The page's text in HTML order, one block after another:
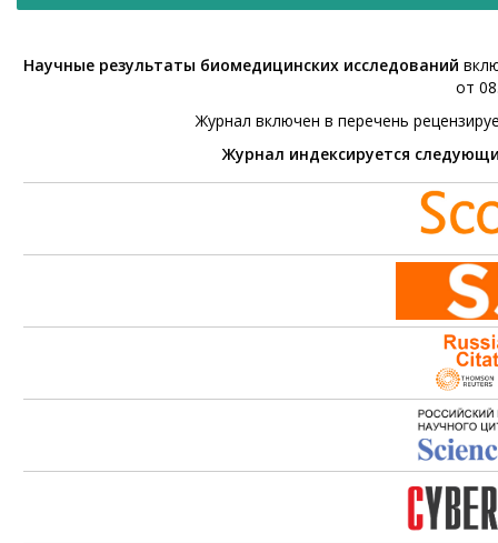
Научные результаты биомедицинских исследований
от
Журнал включен в перечень
Журнал индексируется